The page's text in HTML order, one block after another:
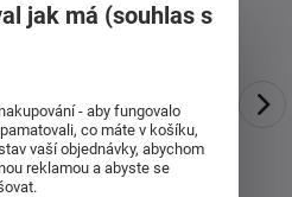
jak má (souhlas s
- aby fungovalo
co máte v košíku,
vaší objednávky, abychom
reklamou a abyste se